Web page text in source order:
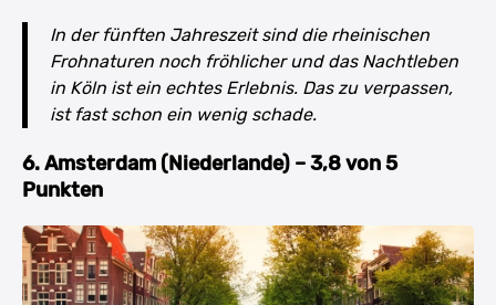
In der fünften Jahreszeit sind die rheinischen
Frohnaturen noch fröhlicher und das Nachtleben
in Köln ist ein echtes Erlebnis. Das zu verpassen,
ist fast schon ein wenig schade.
6. Amsterdam (Niederlande) – 3,8 von 5
Punkten